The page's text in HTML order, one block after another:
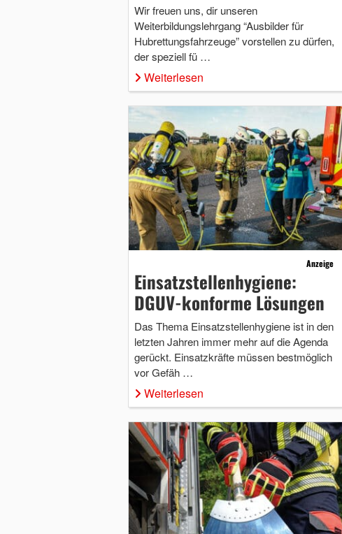
Wir freuen uns, dir unseren
Weiterbildungslehrgang “Ausbilder für
Hubrettungsfahrzeuge” vorstellen zu dürfen,
der speziell fü …
Weiterlesen
Anzeige
Einsatzstellenhygiene:
DGUV-konforme Lösungen
Das Thema Einsatzstellenhygiene ist in den
letzten Jahren immer mehr auf die Agenda
gerückt. Einsatzkräfte müssen bestmöglich
vor Gefäh …
Weiterlesen